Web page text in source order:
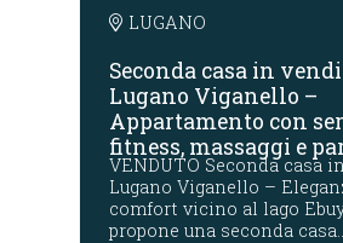
LUGANO
Seconda casa in
Lugano Viganello –
Appartamento con
fitness, massaggi e
VENDUTO Seconda casa
Lugano Viganello –
comfort vicino al lago
propone una seconda